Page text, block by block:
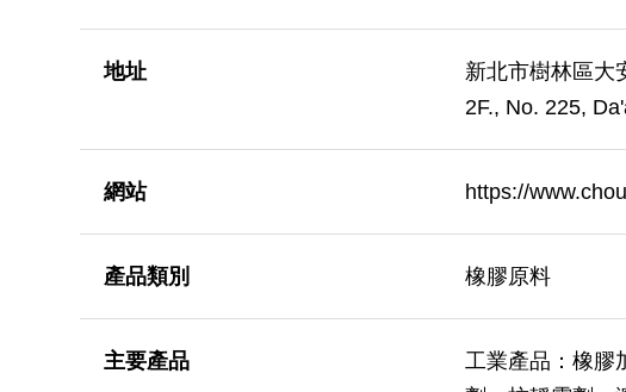
地址
新北市樹林區大
2F., No. 225,
網站 https://
產品類別 橡膠原料
主要產品
工業產品：橡膠